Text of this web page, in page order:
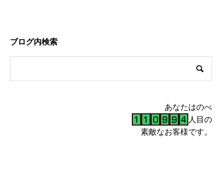
ブログ内検索
あなたはのべ
人目の
素敵なお客様です。